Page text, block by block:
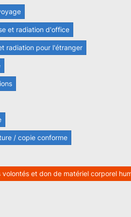
et radiation d'office
radiation pour l'étranger
/ copie conforme
volontés et don de matériel corporel